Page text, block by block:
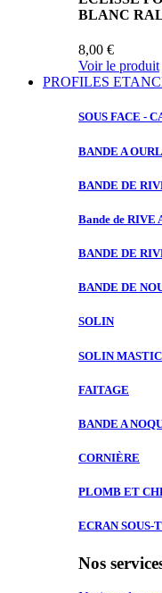
BLANC
8,00 €
Voir le produit
PROFILES
SOUS FACE -
BANDE A
BANDE DE
Bande de RIVE
BANDE DE
BANDE DE
SOLIN
SOLIN MASTIC
FAITAGE
BANDE A
CORNIÈRE
PLOMB ET
ECRAN SOUS-
Nos